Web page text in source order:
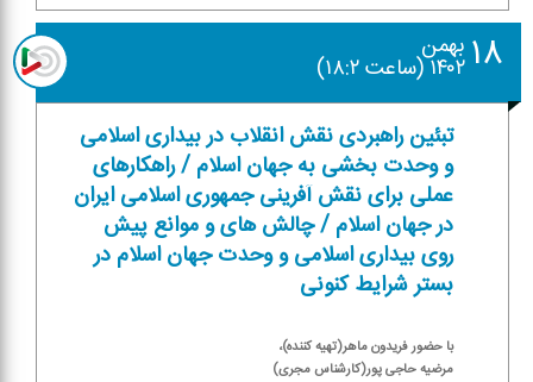
۱۸ بهمن
۱۴۰۲ (ساعت ۱۸:۲)
تبئین راهبردی نقش انقلاب در بیداری اسلامی
و وحدت بخشی به جهان اسلام / راهكارهای
عملی برای نقش آفرینی جمهوری اسلامی ایران
در جهان اسلام / چالش های و موانع پیش
روی بیداری اسلامی و وحدت جهان اسلام در
بستر شرایط كنونی
با حضور فریدون ماهر(تهیه كننده)،
مرضیه حاجی پور(كارشناس مجری)